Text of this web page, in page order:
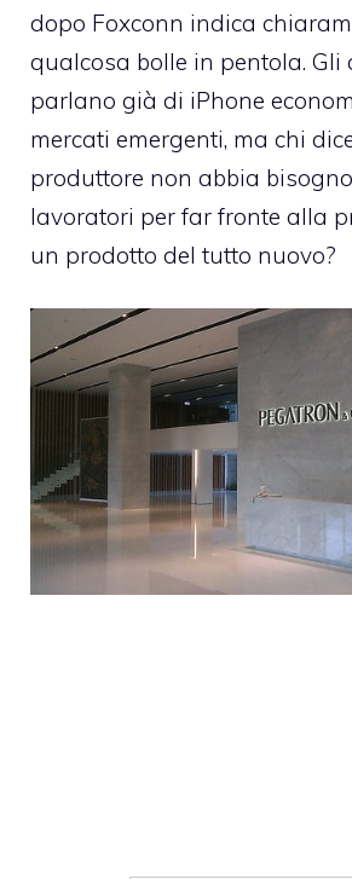
dopo Foxconn indica
qualcosa bolle in pentola. Gli
parlano già di iPhone
mercati emergenti, ma chi
produttore non abbia
lavoratori per far fronte alla
un prodotto del tutto nuovo?